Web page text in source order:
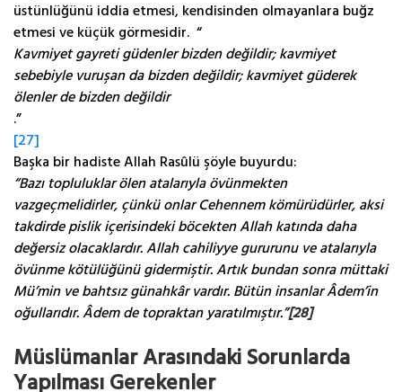
üstünlüğünü iddia etmesi, kendisinden olmayanlara buğz
etmesi ve küçük görmesidir. “
Kavmiyet gayreti güdenler bizden değildir; kavmiyet
sebebiyle vuruşan da bizden değildir; kavmiyet güderek
ölenler de bizden değildir
.”
[27]
Başka bir hadiste Allah Rasûlü şöyle buyurdu:
“Bazı topluluklar ölen atalarıyla övünmekten
vazgeçmelidirler, çünkü onlar Cehennem kömürüdürler, aksi
takdirde pislik içerisindeki böcekten Allah katında daha
değersiz olacaklardır. Allah cahiliyye gururunu ve atalarıyla
övünme kötülüğünü gidermiştir. Artık bundan sonra müttaki
Mü’min ve bahtsız günahkâr vardır. Bütün insanlar Âdem’in
oğullarıdır. Âdem de topraktan yaratılmıştır.”[28]
Müslümanlar Arasındaki Sorunlarda
Yapılması Gerekenler